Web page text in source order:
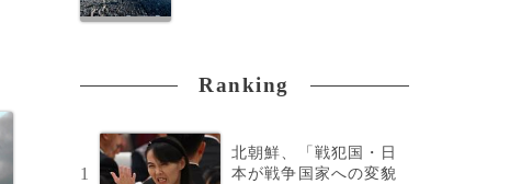
Ranking
1
北朝鮮、「戦犯国・日
本が戦争国家への変貌